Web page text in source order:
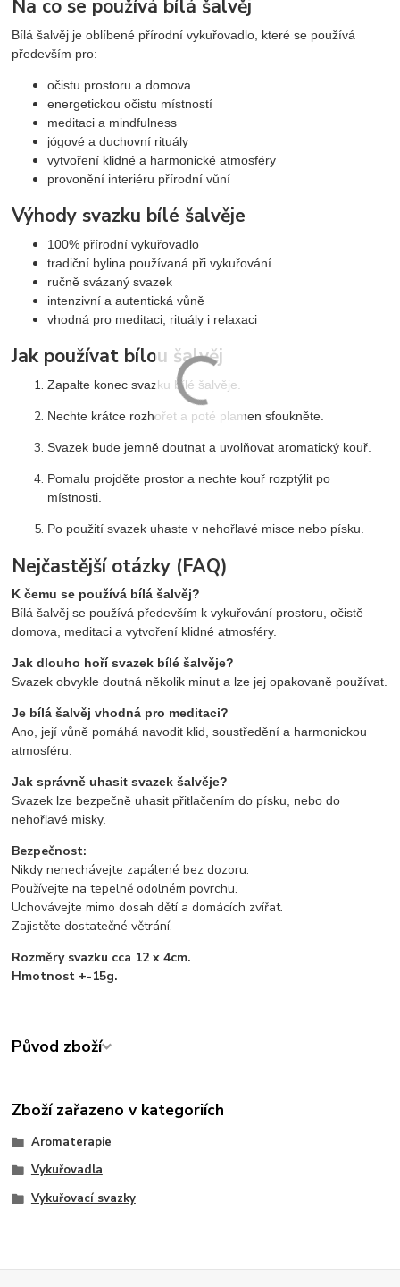
Na co se používá bílá šalvěj
Bílá šalvěj je oblíbené přírodní vykuřovadlo, které se používá
především pro:
očistu prostoru a domova
energetickou očistu místností
meditaci a mindfulness
jógové a duchovní rituály
vytvoření klidné a harmonické atmosféry
provonění interiéru přírodní vůní
Výhody svazku bílé šalvěje
100% přírodní vykuřovadlo
tradiční bylina používaná při vykuřování
ručně svázaný svazek
intenzivní a autentická vůně
vhodná pro meditaci, rituály i relaxaci
Jak používat bílou šalvěj
Zapalte konec svazku bílé šalvěje.
Nechte krátce rozhořet a poté plamen sfoukněte.
Svazek bude jemně doutnat a uvolňovat aromatický kouř.
Pomalu projděte prostor a nechte kouř rozptýlit po
místnosti.
Po použití svazek uhaste v nehořlavé misce nebo písku.
Nejčastější otázky (FAQ)
K čemu se používá bílá šalvěj?
Bílá šalvěj se používá především k vykuřování prostoru, očistě
domova, meditaci a vytvoření klidné atmosféry.
Jak dlouho hoří svazek bílé šalvěje?
Svazek obvykle doutná několik minut a lze jej opakovaně používat.
Je bílá šalvěj vhodná pro meditaci?
Ano, její vůně pomáhá navodit klid, soustředění a harmonickou
atmosféru.
Jak správně uhasit svazek šalvěje?
Svazek lze bezpečně uhasit přitlačením do písku, nebo do
nehořlavé misky.
Bezpečnost:
Nikdy nenechávejte zapálené bez dozoru.
Používejte na tepelně odolném povrchu.
Uchovávejte mimo dosah dětí a domácích zvířat.
Zajistěte dostatečné větrání.
Rozměry svazku cca 12 x 4cm.
Hmotnost +-15g.
Původ zboží
Zboží zařazeno v kategoriích
Aromaterapie
Vykuřovadla
Vykuřovací svazky